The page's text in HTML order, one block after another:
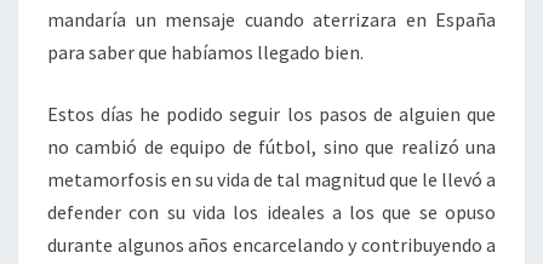
mandaría un mensaje cuando aterrizara en España
para saber que habíamos llegado bien.
Estos días he podido seguir los pasos de alguien que
no cambió de equipo de fútbol, sino que realizó una
metamorfosis en su vida de tal magnitud que le llevó a
defender con su vida los ideales a los que se opuso
durante algunos años encarcelando y contribuyendo a